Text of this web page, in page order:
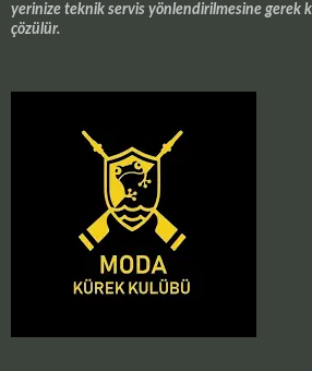
yerinize teknik servis yönlendirilmesine gerek
çözülür.